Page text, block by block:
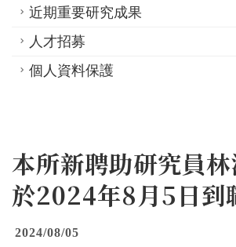
近期重要研究成果
人才招募
個人資料保護
本所新聘助研究員
於2024年8月5日到
2024/08/05